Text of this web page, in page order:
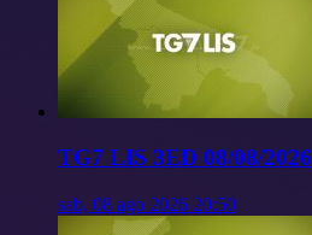
TG7 LIS 3ED 08/08/2026
sab, 08 ago 2026 20:50